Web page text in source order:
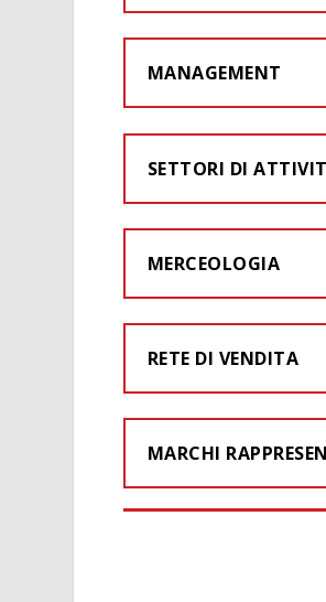
MANAGEMENT
SETTORI DI
MERCEOLOGIA
RETE DI VENDITA
MARCHI